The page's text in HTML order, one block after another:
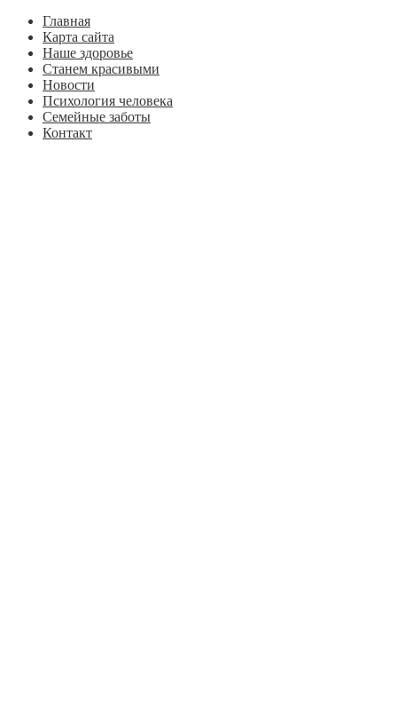
Главная
Карта сайта
Наше здоровье
Станем красивыми
Новости
Психология человека
Семейные заботы
Контакт